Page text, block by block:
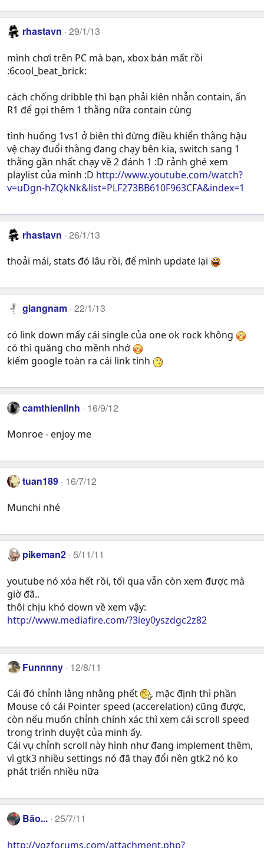
rhastavn 29/1/13
mình chơi trên PC mà bạn, xbox bán mất rồi
:6cool_beat_brick:
cách chống dribble thì bạn phải kiên nhẫn contain, ấn
R1 để gọi thêm 1 thằng nữa contain cùng
tình huống 1vs1 ở biên thì đừng điều khiển thằng hậu
vệ chạy đuổi thằng đang chạy bên kia, switch sang 1
thằng gần nhất chạy về 2 đánh 1 :D rảnh ghé xem
playlist của mình :D http://www.youtube.com/watch?
v=uDgn-hZQkNk&list=PLF273BB610F963CFA&index=1
rhastavn 26/1/13
thoải mái, stats đó lâu rồi, để mình update lại
giangnam 22/1/13
có link down mấy cái single của one ok rock không
có thì quăng cho mềnh nhớ
kiếm google toàn ra cái link tinh
camthienlinh 16/9/12
Monroe - enjoy me
tuan189 16/7/12
Munchi nhé
pikeman2 5/11/11
youtube nó xóa hết rồi, tối qua vẫn còn xem được mà
giờ đã..
thôi chịu khó down về xem vậy:
http://www.mediafire.com/?3iey0yszdgc2z82
Funnnny 12/8/11
Cái đó chỉnh lằng nhằng phết
, mặc định thì phần
Mouse có cái Pointer speed (accerelation) cũng được,
còn nếu muốn chỉnh chính xác thì xem cái scroll speed
trong trình duyệt của minh ấy.
Cái vụ chỉnh scroll này hình như đang implement thêm,
vì gtk3 nhiều settings nó đã thay đổi nên gtk2 nó ko
phát triển nhiều nữa
Bão... 25/7/11
http://vozforums.com/attachment.php?